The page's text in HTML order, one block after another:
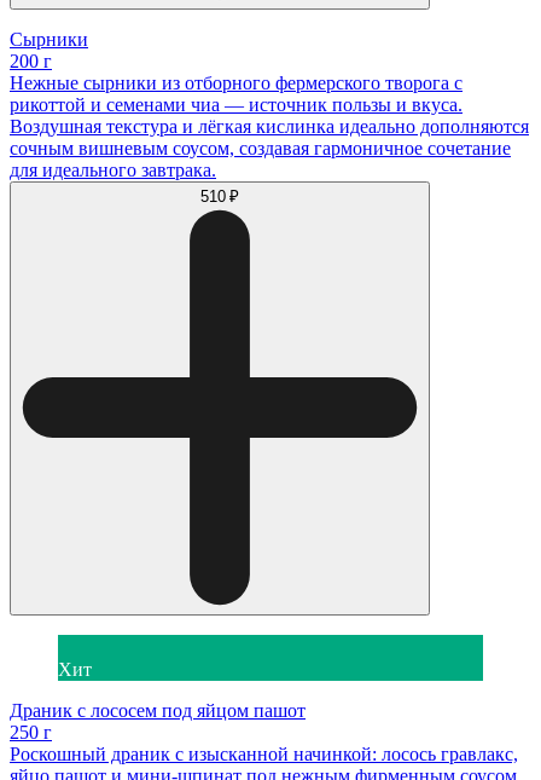
Сырники
200 г
Нежные сырники из отборного фермерского творога с
рикоттой и семенами чиа — источник пользы и вкуса.
Воздушная текстура и лёгкая кислинка идеально дополняются
сочным вишневым соусом, создавая гармоничное сочетание
для идеального завтрака.
510 ₽
Хит
Драник с лососем под яйцом пашот
250 г
Роскошный драник с изысканной начинкой: лосось гравлакс,
яйцо пашот и мини-шпинат под нежным фирменным соусом